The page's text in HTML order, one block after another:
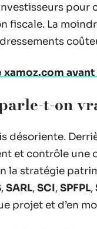
pour
fiscale. La
avant
t-on
désoriente.
et contrôle une
la stratégie
,SARL,SCI,SPFPL,
projet et d’en